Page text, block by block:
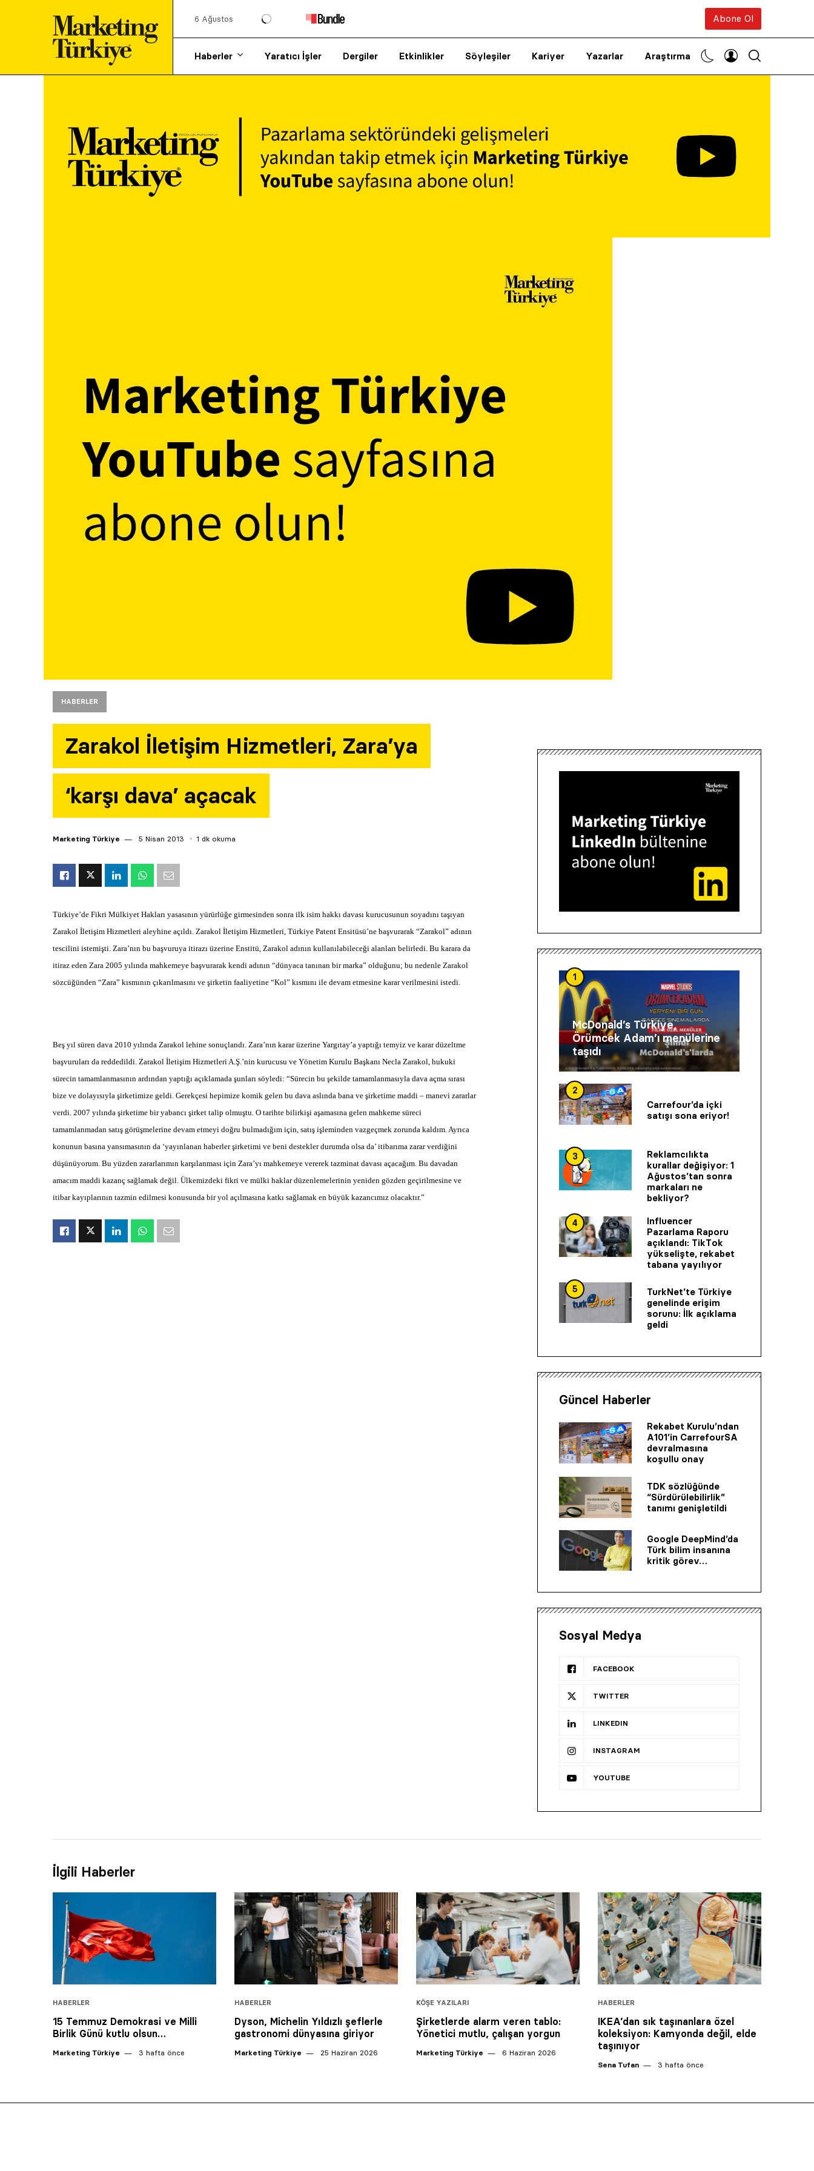
6 Ağustos Abone Ol
Haberler Yaratıcı İşler Dergiler Etkinlikler Söyleşiler Kariyer Yazarlar Araştırma
HABERLER
Zarakol İletişim Hizmetleri, Zara’ya
‘karşı dava’ açacak
Marketing Türkiye 5 Nisan 2013 1 dk okuma
Türkiye’de Fikri Mülkiyet Hakları yasasının yürürlüğe girmesinden sonra ilk isim hakkı davası kurucusunun soyadını taşıyan
Zarakol İletişim Hizmetleri aleyhine açıldı. Zarakol İletişim Hizmetleri, Türkiye Patent Ensitüsü’ne başvurarak “Zarakol” adının
tescilini istemişti. Zara’nın bu başvuruya itirazı üzerine Enstitü, Zarakol adının kullanılabileceği alanları belirledi. Bu karara da
itiraz eden Zara 2005 yılında mahkemeye başvurarak kendi adının “dünyaca tanınan bir marka” olduğunu; bu nedenle Zarakol
sözcüğünden “Zara” kısmının çıkarılmasını ve şirketin faaliyetine “Kol” kısmını ile devam etmesine karar verilmesini istedi.
Beş yıl süren dava 2010 yılında Zarakol lehine sonuçlandı. Zara’nın karar üzerine Yargıtay’a yaptığı temyiz ve karar düzeltme
başvuruları da reddedildi. Zarakol İletişim Hizmetleri A.Ş.’nin kurucusu ve Yönetim Kurulu Başkanı Necla Zarakol, hukuki
sürecin tamamlanmasının ardından yaptığı açıklamada şunları söyledi: “Sürecin bu şekilde tamamlanmasıyla dava açma sırası
bize ve dolayısıyla şirketimize geldi. Gerekçesi hepimize komik gelen bu dava aslında bana ve şirketime maddi – manevi zararlar
verdi. 2007 yılında şirketime bir yabancı şirket talip olmuştu. O tarihte bilirkişi aşamasına gelen mahkeme süreci
tamamlanmadan satış görüşmelerine devam etmeyi doğru bulmadığım için, satış işleminden vazgeçmek zorunda kaldım. Ayrıca
konunun basına yansımasının da ‘yayınlanan haberler şirketimi ve beni destekler durumda olsa da’ itibarıma zarar verdiğini
düşünüyorum. Bu yüzden zararlarımın karşılanması için Zara’yı mahkemeye vererek tazminat davası açacağım. Bu davadan
amacım maddi kazanç sağlamak değil. Ülkemizdeki fikri ve mülki haklar düzenlemelerinin yeniden gözden geçirilmesine ve
itibar kayıplarının tazmin edilmesi konusunda bir yol açılmasına katkı sağlamak en büyük kazancımız olacaktır.”
1
McDonald’s Türkiye,
Örümcek Adam’ı menülerine
taşıdı
2
Carrefour’da içki
satışı sona eriyor!
3
Reklamcılıkta
kurallar değişiyor: 1
Ağustos’tan sonra
markaları ne
bekliyor?
4
Influencer
Pazarlama Raporu
açıklandı: TikTok
yükselişte, rekabet
tabana yayılıyor
5
TurkNet’te Türkiye
genelinde erişim
sorunu: İlk açıklama
geldi
Güncel Haberler
Rekabet Kurulu’ndan
A101’in CarrefourSA
devralmasına
koşullu onay
TDK sözlüğünde
“Sürdürülebilirlik”
tanımı genişletildi
Google DeepMind’da
Türk bilim insanına
kritik görev…
Sosyal Medya
FACEBOOK
TWITTER
LINKEDIN
INSTAGRAM
YOUTUBE
İlgili Haberler
HABERLER
15 Temmuz Demokrasi ve Milli
Birlik Günü kutlu olsun…
Marketing Türkiye 3 hafta önce
HABERLER
Dyson, Michelin Yıldızlı şeflerle
gastronomi dünyasına giriyor
Marketing Türkiye 25 Haziran 2026
KÖŞE YAZILARI
Şirketlerde alarm veren tablo:
Yönetici mutlu, çalışan yorgun
Marketing Türkiye 6 Haziran 2026
HABERLER
IKEA’dan sık taşınanlara özel
koleksiyon: Kamyonda değil, elde
taşınıyor
Sena Tufan 3 hafta önce